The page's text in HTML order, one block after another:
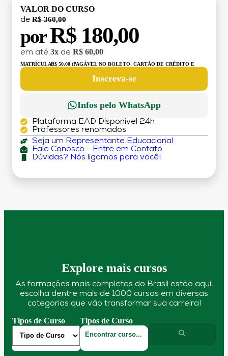
VALOR DO CURSO
de R$ 360,00
porR$ 180,00
em até 3x de R$ 60,00
MATRÍCULA:R$ 50,00 (PAGÁVEL NO BOLETO, CARTÃO DE CRÉDITO E
Inscreva-se
Infos pelo WhatsApp
Plataforma EAD Disponível 24h
Professores renomados
Seja um Representante Educacional
Fale Conosco - Entre em Contato
Dúvidas? Nós ligamos para você!
Explore mais cursos
As formações mais completas do Brasil estão aqui,
escolha dentre mais de 1000 cursos em diversas
categorias que vão transformar sua carreira!
Tipos de Curso Tipos de Curso